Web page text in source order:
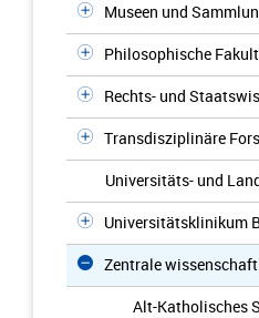
Museen und
Philosophische
Rechts- und
Transdisziplinäre
Universitäts- und
Universitätsklinikum
Zentrale
Alt-Katholisches